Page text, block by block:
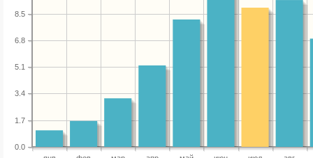
0.0
1.7
3.4
5.1
6.8
8.5